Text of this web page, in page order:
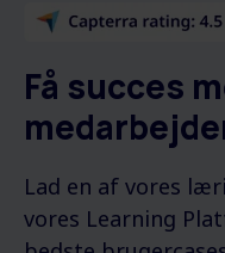
Få succes
Lad en af vores
vores Learning